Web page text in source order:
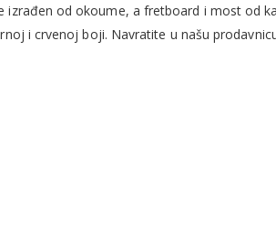
izrađen od okoume, a fretboard i most od
i crvenoj boji. Navratite u našu